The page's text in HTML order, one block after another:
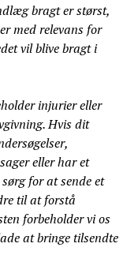
bragt er størst,
med relevans for
vil blive bragt i
injurier eller
Hvis dit
eller har et
for at sende et
til at forstå
forbeholder vi os
at bringe tilsendte